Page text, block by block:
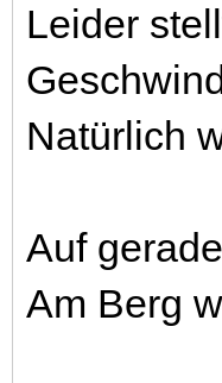
Leider
Natürlich
Auf
Am Berg